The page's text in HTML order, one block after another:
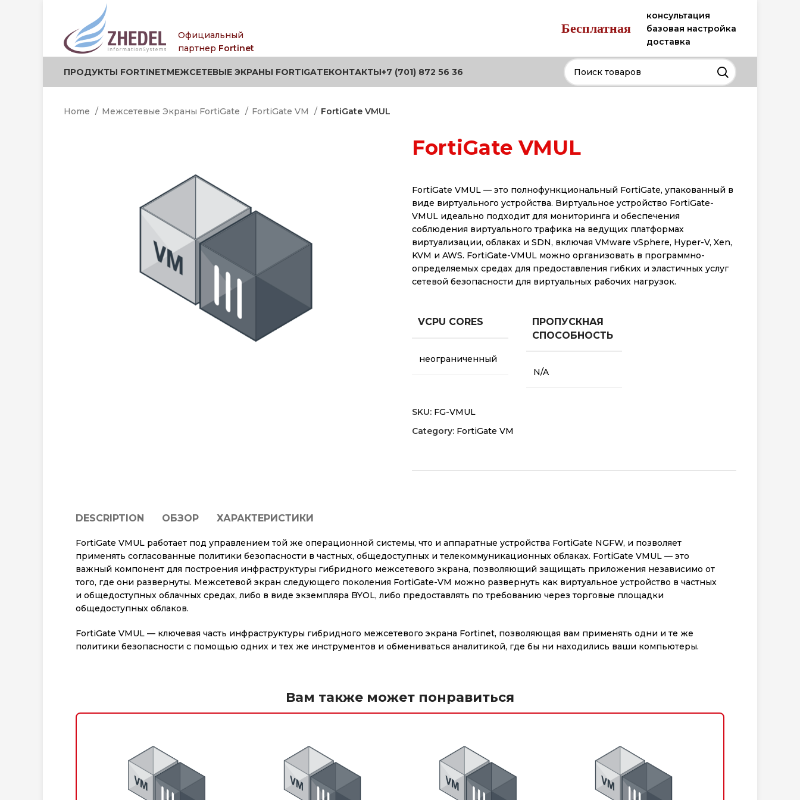
Официальный
партнер Fortinet
Бесплатная
консультация
базовая настройка
доставка
ПРОДУКТЫ FORTINETМЕЖСЕТЕВЫЕ ЭКРАНЫ FORTIGATEКОНТАКТЫ+7 (701) 872 56 36
Home Межсетевые Экраны FortiGate FortiGate VM FortiGate VMUL
FortiGate VMUL
FortiGate VMUL — это полнофункциональный FortiGate, упакованный в
виде виртуального устройства. Виртуальное устройство FortiGate-
VMUL идеально подходит для мониторинга и обеспечения
соблюдения виртуального трафика на ведущих платформах
виртуализации, облаках и SDN, включая VMware vSphere, Hyper-V, Xen,
KVM и AWS. FortiGate-VMUL можно организовать в программно-
определяемых средах для предоставления гибких и эластичных услуг
сетевой безопасности для виртуальных рабочих нагрузок.
VCPU CORES
неограниченный
ПРОПУСКНАЯ
СПОСОБНОСТЬ
N/A
SKU: FG-VMUL
Category: FortiGate VM
DESCRIPTION ОБЗОР ХАРАКТЕРИСТИКИ
FortiGate VMUL работает под управлением той же операционной системы, что и аппаратные устройства FortiGate NGFW, и позволяет
применять согласованные политики безопасности в частных, общедоступных и телекоммуникационных облаках. FortiGate VMUL — это
важный компонент для построения инфраструктуры гибридного межсетевого экрана, позволяющий защищать приложения независимо от
того, где они развернуты. Межсетевой экран следующего поколения FortiGate-VM можно развернуть как виртуальное устройство в частных
и общедоступных облачных средах, либо в виде экземпляра BYOL, либо предоставлять по требованию через торговые площадки
общедоступных облаков.
FortiGate VMUL — ключевая часть инфраструктуры гибридного межсетевого экрана Fortinet, позволяющая вам применять одни и те же
политики безопасности с помощью одних и тех же инструментов и обмениваться аналитикой, где бы ни находились ваши компьютеры.
Вам также может понравиться